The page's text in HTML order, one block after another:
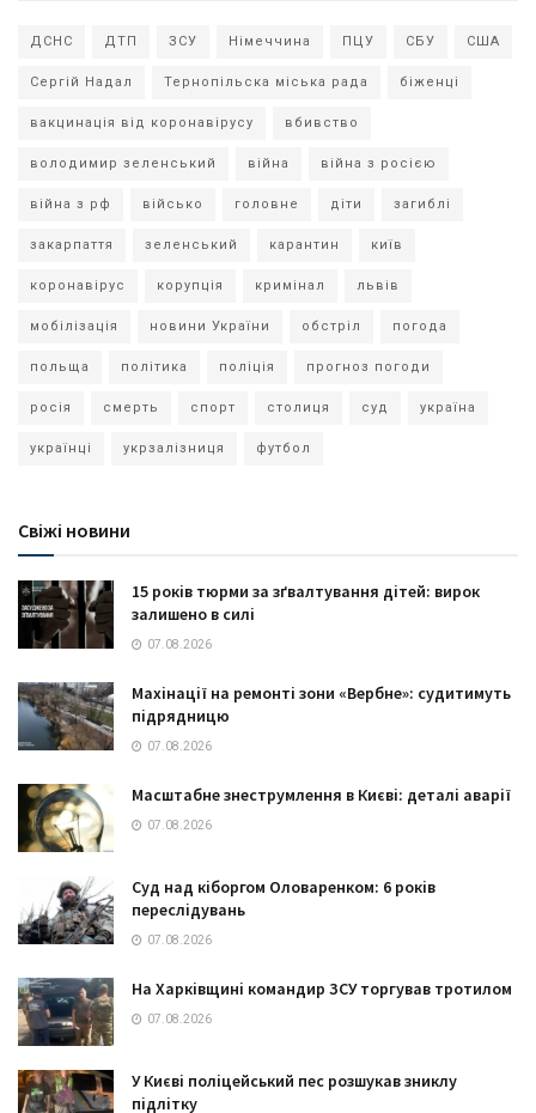
ДСНС ДТП ЗСУ Німеччина ПЦУ СБУ США
Сергій Надал Тернопільска міська рада біженці
вакцинація від коронавірусу вбивство
володимир зеленський війна війна з росією
війна з рф військо головне діти загиблі
закарпаття зеленський карантин київ
коронавірус корупція кримінал львів
мобілізація новини України обстріл погода
польща політика поліція прогноз погоди
росія смерть спорт столиця суд україна
українці укрзалізниця футбол
Свіжі новини
15 років тюрми за зґвалтування дітей: вирок
залишено в силі
07.08.2026
Махінації на ремонті зони «Вербне»: судитимуть
підрядницю
07.08.2026
Масштабне знеструмлення в Києві: деталі аварії
07.08.2026
Суд над кіборгом Оловаренком: 6 років
переслідувань
07.08.2026
На Харківщині командир ЗСУ торгував тротилом
07.08.2026
У Києві поліцейський пес розшукав зниклу
підлітку